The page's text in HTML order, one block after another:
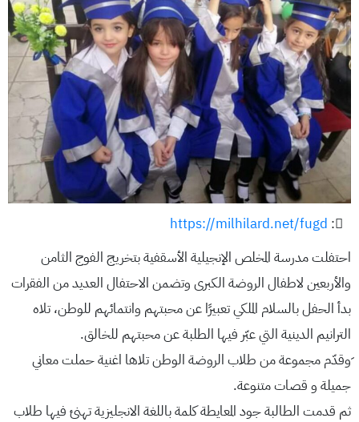
:
https://milhilard.net/fugd
احتفلت مدرسة المخلص الإنجيلية الأسقفية بتخريج الفوج الثامن
والأربعين لاطفال الروضة الكبرى وتضمن الاحتفال العديد من الفقرات
بدأ الحفل بالسلام الملكي تعبيرًا عن محبتهم وانتمائهم للوطن، تلاه
الترانيم الدينية التي عبّر فيها الطلبة عن محبتهم للخالق.
َوقدّم مجموعة من طلاب الروضة الوطن تلاها اغنية حملت معاني
جميلة و قصات متنوعة.
ثم قدمت الطالبة جود المعايطة كلمة باللغة الانجليزية تهنئ فيها طلاب